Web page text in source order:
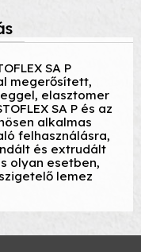
SA P
megerősített,
elasztomer
SA P és az
alkalmas
felhasználásra,
és extrudált
olyan esetben,
lemez